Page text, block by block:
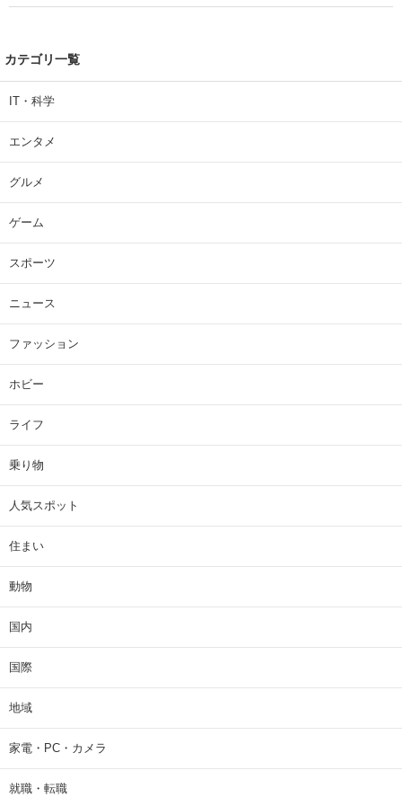
カテゴリ一覧
IT・科学
エンタメ
グルメ
ゲーム
スポーツ
ニュース
ファッション
ホビー
ライフ
乗り物
人気スポット
住まい
動物
国内
国際
地域
家電・PC・カメラ
就職・転職